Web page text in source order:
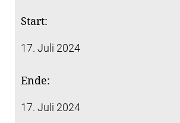
Start:
17. Juli 2024
Ende:
17. Juli 2024